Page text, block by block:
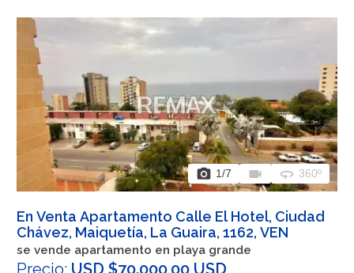
photo_camera 1/7 videocam 360 360º
En Venta Apartamento Calle El Hotel, Ciudad
Chávez, Maiquetía, La Guaira, 1162, VEN
se vende apartamento en playa grande